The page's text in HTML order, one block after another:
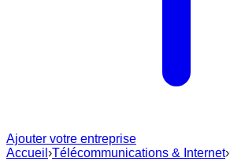
Ajouter votre entreprise
Accueil ›Télécommunications & Internet›